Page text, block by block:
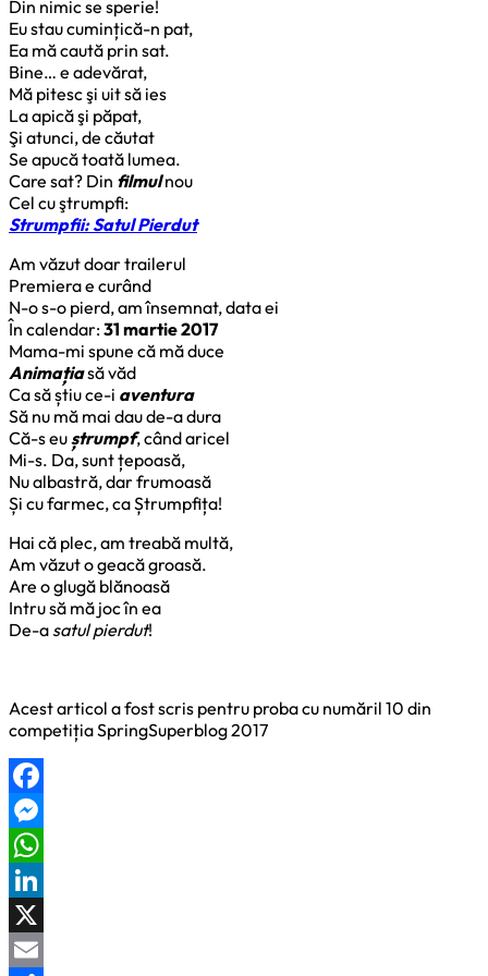
Din nimic se sperie!
Eu stau cumințică-n pat,
Ea mă caută prin sat.
Bine… e adevărat,
Mă pitesc şi uit să ies
La apică şi păpat,
Şi atunci, de căutat
Se apucă toată lumea.
Care sat? Din filmulnou
Cel cu ştrumpfi:
Strumpfii: Satul Pierdut
Am văzut doar trailerul
Premiera e curând
N-o s-o pierd, am însemnat, data ei
În calendar:31 martie 2017
Mama-mi spune că mă duce
Animațiasă văd
Ca să știu ce-i aventura
Să nu mă mai dau de-a dura
Că-s euștrumpf, când aricel
Mi-s. Da, sunt țepoasă,
Nu albastră, dar frumoasă
Și cu farmec, ca Ștrumpfița!
Hai că plec, am treabă multă,
Am văzut o geacă groasă.
Are o glugă blănoasă
Intru să mă joc în ea
De-a satul pierdut!
Acest articol a fost scris pentru proba cu număril 10 din
competiția SpringSuperblog 2017
Facebook
Messenger
WhatsApp
LinkedIn
X